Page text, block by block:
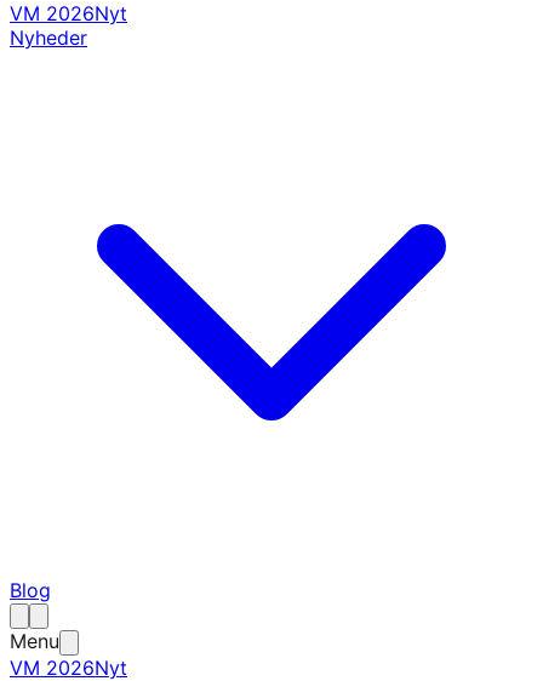
VM 2026Nyt
Nyheder
Blog
Menu
VM 2026Nyt